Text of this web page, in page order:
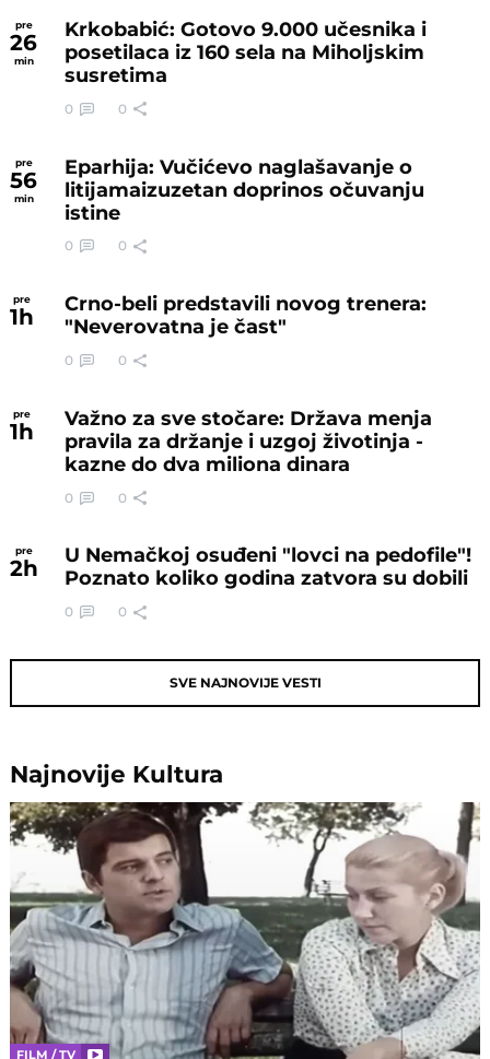
pre
26
min
Krkobabić: Gotovo 9.000 učesnika i
posetilaca iz 160 sela na Miholjskim
susretima
0 0
pre
56
min
Eparhija: Vučićevo naglašavanje o
litijamaizuzetan doprinos očuvanju
istine
0 0
pre
1h
Crno-beli predstavili novog trenera:
"Neverovatna je čast"
0 0
pre
1h
Važno za sve stočare: Država menja
pravila za držanje i uzgoj životinja -
kazne do dva miliona dinara
0 0
pre
2h
U Nemačkoj osuđeni "lovci na pedofile"!
Poznato koliko godina zatvora su dobili
0 0
SVE NAJNOVIJE VESTI
Najnovije Kultura
FILM / TV